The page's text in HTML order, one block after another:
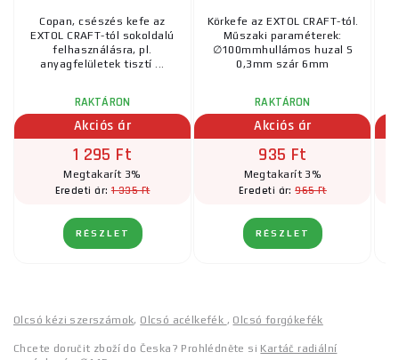
Copan, csészés kefe az
EXTOL CRAFT-tól sokoldalú
felhasználásra, pl.
anyagfelületek tisztí ...
RAKTÁRON
Akciós ár
1 295 Ft
Megtakarít 3%
Eredeti ár:1 335 Ft
RÉSZLET
Körkefe az EXTOL CRAFT-tól.
Műszaki paraméterek:
∅100mmhullámos huzal S
0,3mm szár 6mm
RAKTÁRON
Akciós ár
935 Ft
Megtakarít 3%
Eredeti ár:965 Ft
RÉSZLET
Olcsó kézi szerszámok, Olcsó acélkefék , Olcsó forgókefék
Chcete doručit zboží do Česka? Prohlédněte si Kartáč radiální